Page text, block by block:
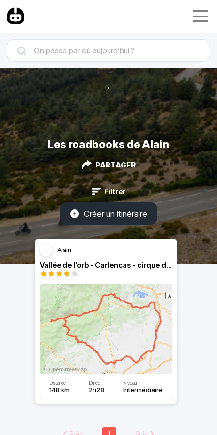
Les roadbooks de Alain
PARTAGER
Filtrer
Créer un itinéraire
Alain
Vallée de l'orb - Carlencas - cirque de Mourèze
Distance
148 km
Durée
2h28
Niveau
Intermédiaire